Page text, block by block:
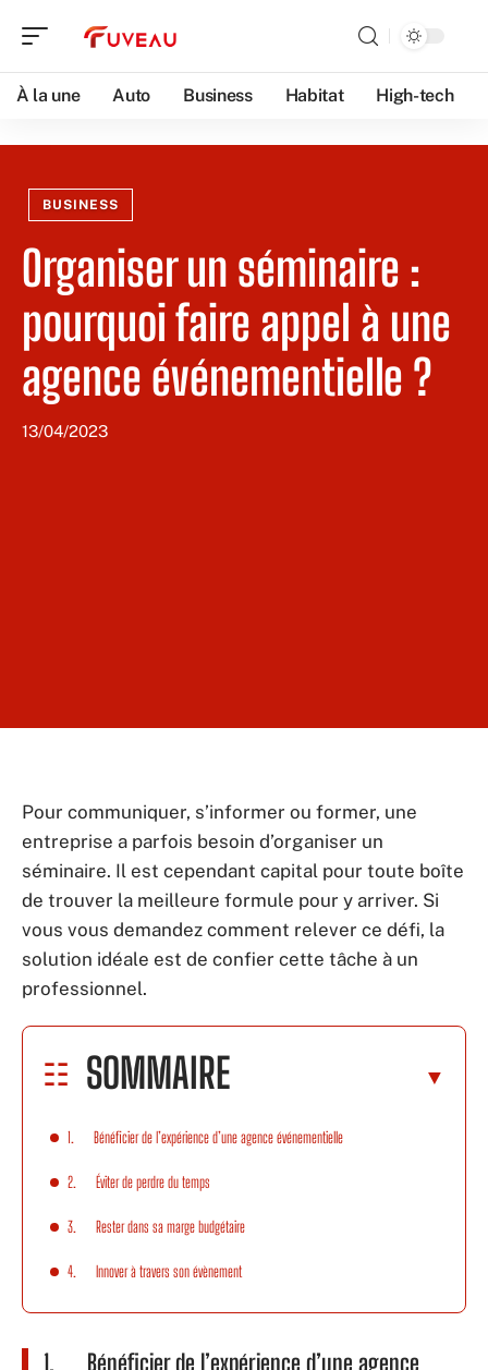
À la une Auto Business Habitat High-tech
BUSINESS
Organiser un séminaire :
pourquoi faire appel à une
agence événementielle ?
13/04/2023
Pour communiquer, s’informer ou former, une
entreprise a parfois besoin d’organiser un
séminaire. Il est cependant capital pour toute boîte
de trouver la meilleure formule pour y arriver. Si
vous vous demandez comment relever ce défi, la
solution idéale est de confier cette tâche à un
professionnel.
SOMMAIRE
1. Bénéficier de l’expérience d’une agence événementielle
2. Éviter de perdre du temps
3. Rester dans sa marge budgétaire
4. Innover à travers son évènement
1. Bénéficier de l’expérience d’une agence